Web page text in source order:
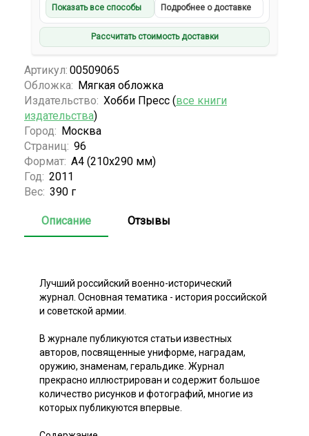
Показать все способы Подробнее о доставке
Рассчитать стоимость доставки
Артикул: 00509065
Обложка: Мягкая обложка
Издательство: Хобби Пресс (все книги
издательства)
Город: Москва
Страниц: 96
Формат: А4 (210x290 мм)
Год: 2011
Вес: 390 г
Описание Отзывы
Лучший российский военно-исторический
журнал. Основная тематика - история российской
и советской армии.
В журнале публикуются статьи известных
авторов, посвященные униформе, наградам,
оружию, знаменам, геральдике. Журнал
прекрасно иллюстрирован и содержит большое
количество рисунков и фотографий, многие из
которых публикуются впервые.